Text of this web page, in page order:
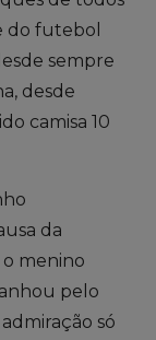
do futebol
sempre
desde
camisa 10
da
menino
pelo
só